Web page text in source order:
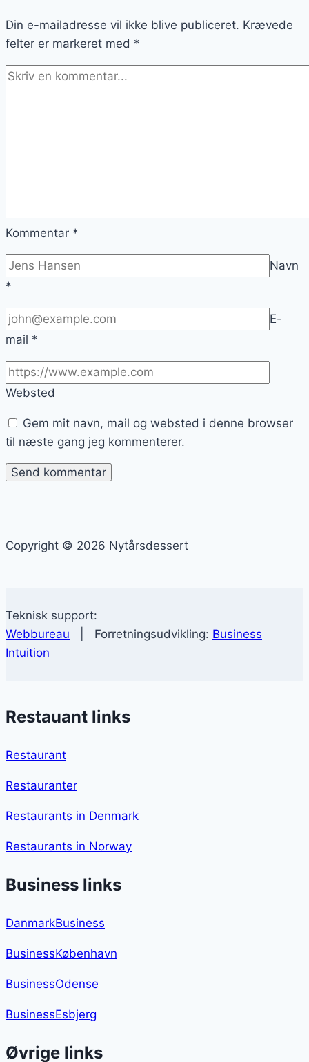
smag
Din e-mailadresse vil ikke blive publiceret. Krævede
felter er markeret med *
Kommentar *
Navn
*
E-
mail *
Websted
Gem mit navn, mail og websted i denne browser
til næste gang jeg kommenterer.
Copyright © 2026 Nytårsdessert
Teknisk support:
Webbureau | Forretningsudvikling: Business
Intuition
Restauant links
Restaurant
Restauranter
Restaurants in Denmark
Restaurants in Norway
Business links
DanmarkBusiness
BusinessKøbenhavn
BusinessOdense
BusinessEsbjerg
Øvrige links